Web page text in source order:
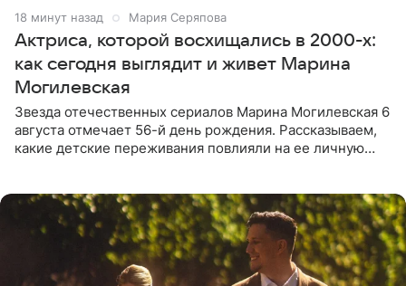
18 минут назад Мария Серяпова
Актриса, которой восхищались в 2000-х:
как сегодня выглядит и живет Марина
Могилевская
Звезда отечественных сериалов Марина Могилевская 6
августа отмечает 56-й день рождения. Рассказываем,
какие детские переживания повлияли на ее личную